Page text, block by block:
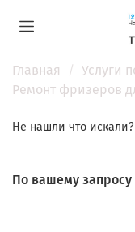
Главная Услуги
Ремонт фризеров
Не нашли что искали?
По вашему